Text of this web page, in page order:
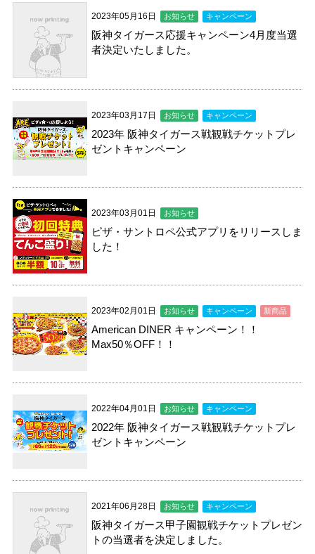
2023年05月16日 お知らせ キャンペーン
阪神タイガース応援キャンペーン4月度当選
者決定いたしました。
2023年03月17日 お知らせ キャンペーン
2023年 阪神タイガース戦観戦チケットプレ
ゼントキャンペーン
2023年03月01日 お知らせ
ピザ・サントロペ公式アプリをリリースしま
した！
2023年02月01日 お知らせ キャンペーン 新商品
American DINER キャンペーン！！
Max50％OFF！！
2022年04月01日 お知らせ キャンペーン
2022年 阪神タイガース戦観戦チケットプレ
ゼントキャンペーン
2021年06月28日 お知らせ キャンペーン
阪神タイガース甲子園観戦チケットプレゼン
トの当選者を決定しました。